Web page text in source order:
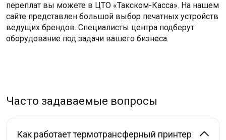
переплат вы можете в ЦТО «Такском-Касса». На нашем
сайте представлен большой выбор печатных устройств
ведущих брендов. Специалисты центра подберут
оборудование под задачи вашего бизнеса.
Часто задаваемые вопросы
Как работает термотрансферный принтер